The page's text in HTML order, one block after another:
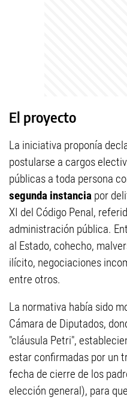
El proyecto
La iniciativa proponía
postularse a cargos
públicas a toda persona
segunda instancia por
XI del Código Penal,
administración pública.
al Estado, cohecho,
ilícito, negociaciones
entre otros.
La normativa había sido
Cámara de Diputados,
"cláusula Petri",
estar confirmadas por un
fecha de cierre de los
elección general), para